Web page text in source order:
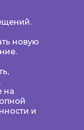
новую
на
и